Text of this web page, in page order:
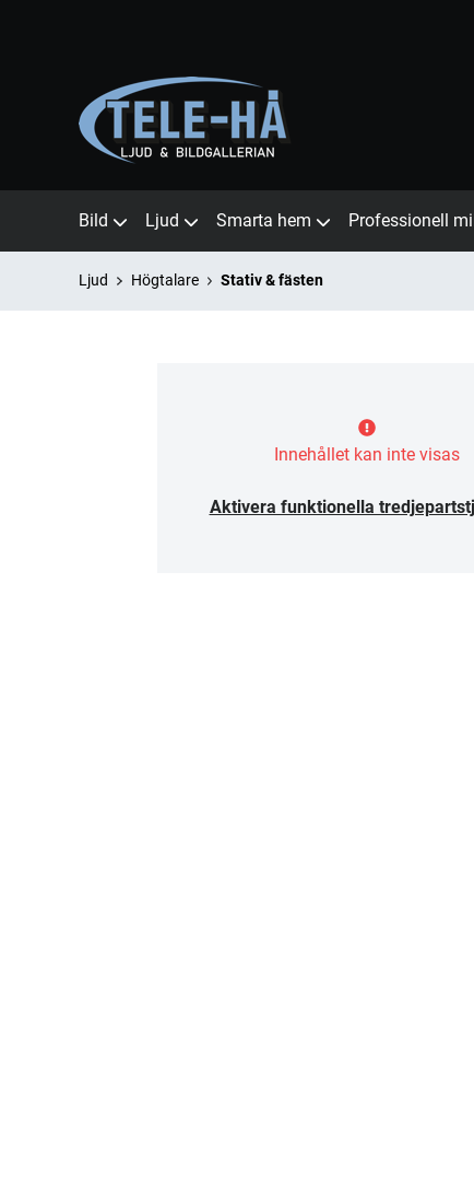
Bild Ljud Smarta hem Professionell
Ljud Högtalare Stativ & fästen
Innehållet kan inte visas
Aktivera funktionella